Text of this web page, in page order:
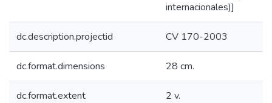
internacionales)]
dc.description.projectid CV 170-2003
dc.format.dimensions 28 cm.
dc.format.extent 2 v.